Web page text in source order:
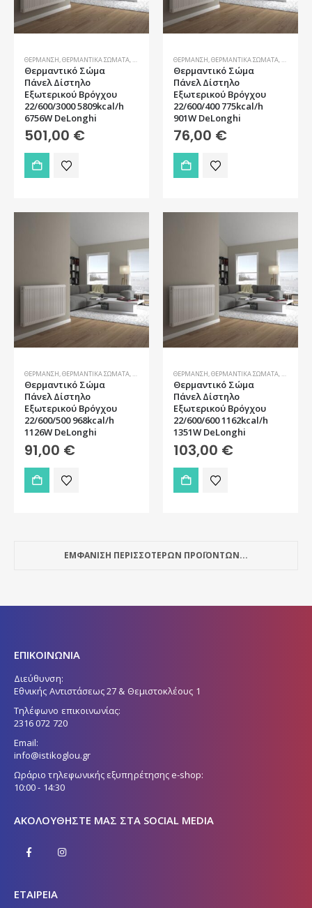
ΘΈΡΜΑΝΣΗ,ΘΕΡΜΑΝΤΙΚΆ ΣΏΜΑΤΑ, ΣΏΜΑΤΑ
Θερμαντικό Σώμα
Πάνελ Δίστηλο
Εξωτερικού Βρόγχου
22/600/3000 5809kcal/h
6756W DeLonghi
501,00 €
ΘΈΡΜΑΝΣΗ,ΘΕΡΜΑΝΤΙΚΆ ΣΏΜΑΤΑ, ΣΏΜΑΤΑ
Θερμαντικό Σώμα
Πάνελ Δίστηλο
Εξωτερικού Βρόγχου
22/600/400 775kcal/h
901W DeLonghi
76,00 €
ΘΈΡΜΑΝΣΗ,ΘΕΡΜΑΝΤΙΚΆ ΣΏΜΑΤΑ, ΣΏΜΑΤΑ
Θερμαντικό Σώμα
Πάνελ Δίστηλο
Εξωτερικού Βρόγχου
22/600/500 968kcal/h
1126W DeLonghi
91,00 €
ΘΈΡΜΑΝΣΗ,ΘΕΡΜΑΝΤΙΚΆ ΣΏΜΑΤΑ, ΣΏΜΑΤΑ
Θερμαντικό Σώμα
Πάνελ Δίστηλο
Εξωτερικού Βρόγχου
22/600/600 1162kcal/h
1351W DeLonghi
103,00 €
ΕΜΦΑΝΙΣΗ ΠΕΡΙΣΣΟΤΕΡΩΝ ΠΡΟΪΟΝΤΩΝ...
ΕΠΙΚΟΙΝΩΝΙΑ
Διεύθυνση:
Εθνικής Αντιστάσεως 27 & Θεμιστοκλέους 1
Τηλέφωνο επικοινωνίας:
2316 072 720
Email:
info@istikoglou.gr
Ωράριο τηλεφωνικής εξυπηρέτησης e-shop:
10:00 - 14:30
ΑΚΟΛΟΥΘΉΣΤΕ ΜΑΣ ΣΤΑ SOCIAL MEDIA
ΕΤΑΙΡΕΙΑ